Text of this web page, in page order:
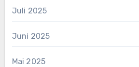
Juli 2025
Juni 2025
Mai 2025